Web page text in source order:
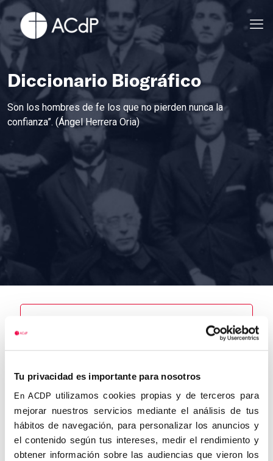
Tu privacidad es importante para nosotros
En ACDP utilizamos cookies propias y de terceros para
mejorar nuestros servicios mediante el análisis de tus
hábitos de navegación, para personalizar los anuncios y
el contenido según tus intereses, medir el rendimiento y
obtener información sobre las audiencias que vieron los
Diccionario Biográfico
Son los hombres de fe los que no pierden nunca la
confianza”. (Ángel Herrera Oria)
Nombre
Carrascoso,
Santiago
Autor
Fecha de
Fecha de